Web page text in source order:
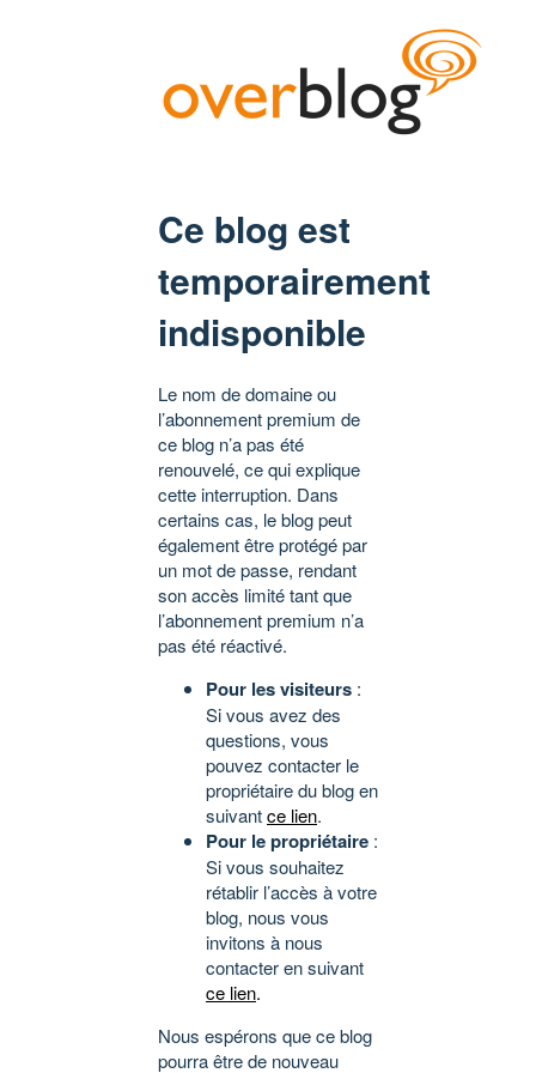
Ce blog est
temporairement
indisponible
Le nom de domaine ou
l’abonnement premium de
ce blog n’a pas été
renouvelé, ce qui explique
cette interruption. Dans
certains cas, le blog peut
également être protégé par
un mot de passe, rendant
son accès limité tant que
l’abonnement premium n’a
pas été réactivé.
Pour les visiteurs :
Si vous avez des
questions, vous
pouvez contacter le
propriétaire du blog en
suivantce lien.
Pour le propriétaire :
Si vous souhaitez
rétablir l’accès à votre
blog, nous vous
invitons à nous
contacter en suivant
ce lien.
Nous espérons que ce blog
pourra être de nouveau